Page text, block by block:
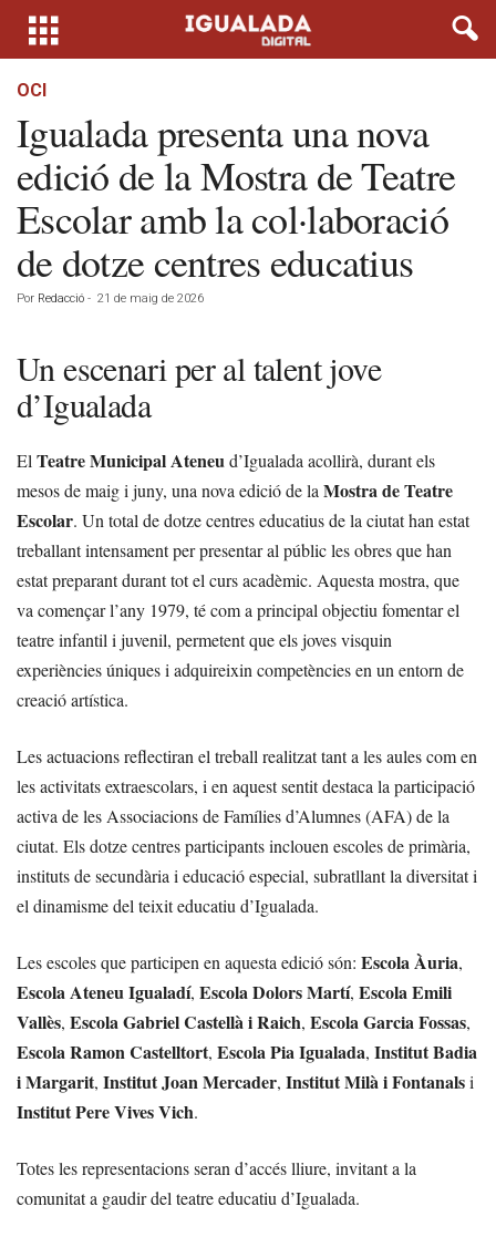
OCI
Igualada presenta una nova
edició de la Mostra de Teatre
Escolar amb la col·laboració
de dotze centres educatius
Por Redacció - 21 de maig de 2026
Un escenari per al talent jove
d’Igualada
El Teatre Municipal Ateneud’Igualada acollirà, durant els
mesos de maig i juny, una nova edició de la Mostra de Teatre
Escolar. Un total de dotze centres educatius de la ciutat han estat
treballant intensament per presentar al públic les obres que han
estat preparant durant tot el curs acadèmic. Aquesta mostra, que
va començar l’any 1979, té com a principal objectiu fomentar el
teatre infantil i juvenil, permetent que els joves visquin
experiències úniques i adquireixin competències en un entorn de
creació artística.
Les actuacions reflectiran el treball realitzat tant a les aules com en
les activitats extraescolars, i en aquest sentit destaca la participació
activa de les Associacions de Famílies d’Alumnes (AFA) de la
ciutat. Els dotze centres participants inclouen escoles de primària,
instituts de secundària i educació especial, subratllant la diversitat i
el dinamisme del teixit educatiu d’Igualada.
Les escoles que participen en aquesta edició són: Escola Àuria,
Escola Ateneu Igualadí, Escola Dolors Martí, Escola Emili
Vallès, Escola Gabriel Castellà i Raich, Escola Garcia Fossas,
Escola Ramon Castelltort, Escola Pia Igualada, Institut Badia
i Margarit, Institut Joan Mercader, Institut Milà i Fontanalsi
Institut Pere Vives Vich.
Totes les representacions seran d’accés lliure, invitant a la
comunitat a gaudir del teatre educatiu d’Igualada.